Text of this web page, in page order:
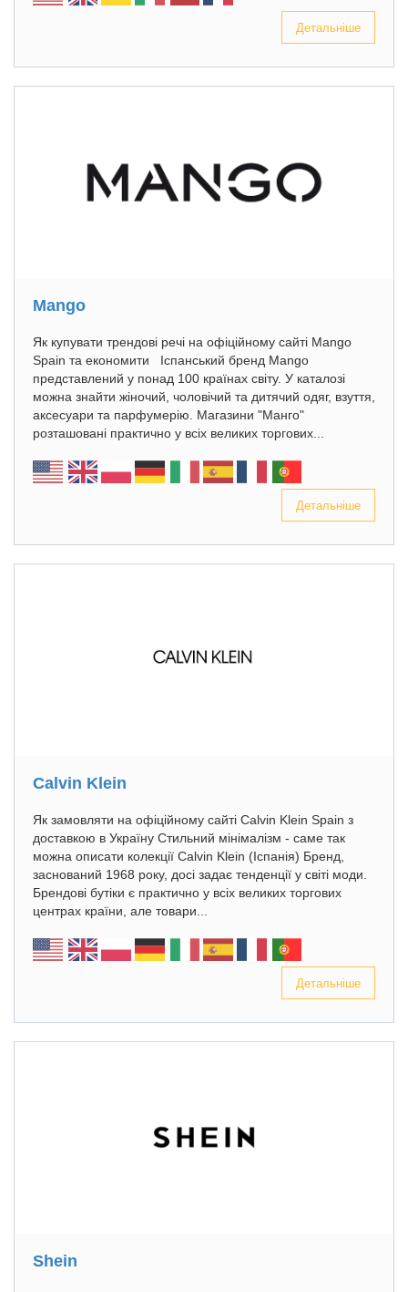
Детальніше
Mango
Як купувати трендові речі на офіційному сайті Mango
Spain та економити Іспанський бренд Mango
представлений у понад 100 країнах світу. У каталозі
можна знайти жіночий, чоловічий та дитячий одяг, взуття,
аксесуари та парфумерію. Магазини "Манго"
розташовані практично у всіх великих торгових...
Детальніше
Calvin Klein
Як замовляти на офіційному сайті Calvin Klein Spain з
доставкою в Україну Стильний мінімалізм - саме так
можна описати колекції Calvin Klein (Іспанія) Бренд,
заснований 1968 року, досі задає тенденції у світі моди.
Брендові бутіки є практично у всіх великих торгових
центрах країни, але товари...
Детальніше
Shein